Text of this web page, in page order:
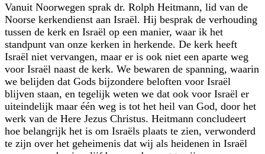
Vanuit Noorwegen sprak dr. Rolph Heitmann, lid van de
Noorse kerkendienst aan Israël. Hij besprak de verhouding
tussen de kerk en Israël op een manier, waar ik het
standpunt van onze kerken in herkende. De kerk heeft
Israël niet vervangen, maar er is ook niet een aparte weg
voor Israël naast de kerk. We bewaren de spanning, waarin
we belijden dat Gods bijzondere beloften voor Israël
blijven staan, en tegelijk weten we dat ook voor Israël er
uiteindelijk maar één weg is tot het heil van God, door het
werk van de Here Jezus Christus. Heitmann concludeert
hoe belangrijk het is om Israëls plaats te zien, verwonderd
te zijn over het geheimenis dat wij als heidenen in Israël